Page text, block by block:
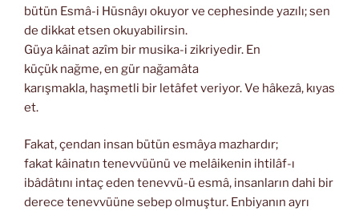
bütün Esmâ-i Hüsnâyı okuyor ve cephesinde yazılı; sen
de dikkat etsen okuyabilirsin.
Güya kâinat azîm bir musika-i zikriyedir. En
küçük nağme, en gür nağamâta
karışmakla, haşmetli bir letâfet veriyor. Ve hâkezâ, kıyas
et.
Fakat, çendan insan bütün esmâya mazhardır;
fakat kâinatın tenevvüünü ve melâikenin ihtilâf-ı
ibâdâtını intaç eden tenevvü-ü esmâ, insanların dahi bir
derece tenevvüüne sebep olmuştur. Enbiyanın ayrı